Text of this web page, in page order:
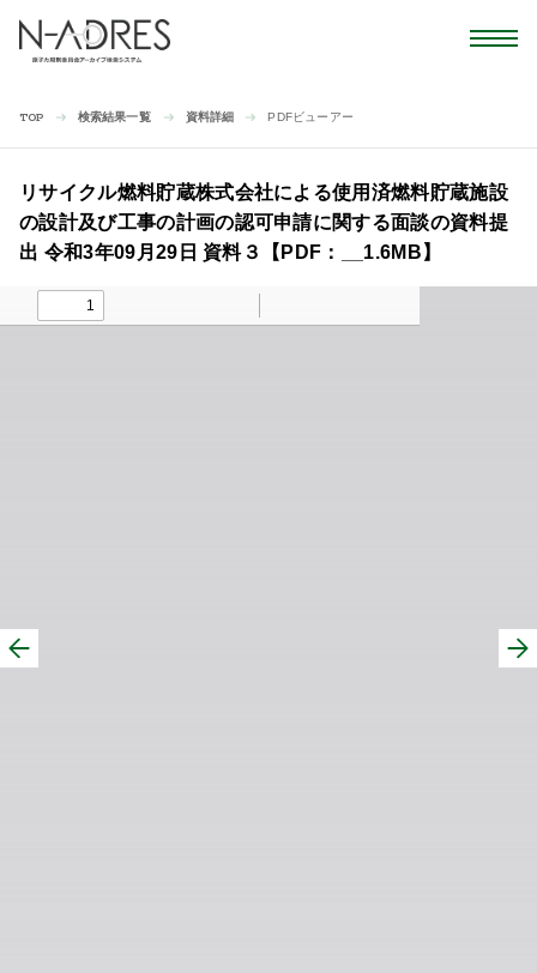
TOP 検索結果一覧 資料詳細 PDFビューアー
リサイクル燃料貯蔵株式会社による使用済燃料貯蔵施設
の設計及び工事の計画の認可申請に関する面談の資料提
出 令和3年09月29日 資料３【PDF：__1.6MB】